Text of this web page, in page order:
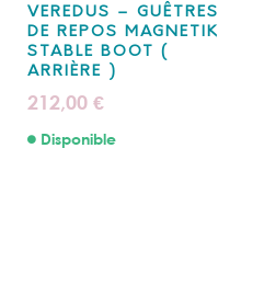
VEREDUS – GUÊTRES
DE REPOS MAGNETIK
STABLE BOOT (
ARRIÈRE )
212,00 €
Disponible